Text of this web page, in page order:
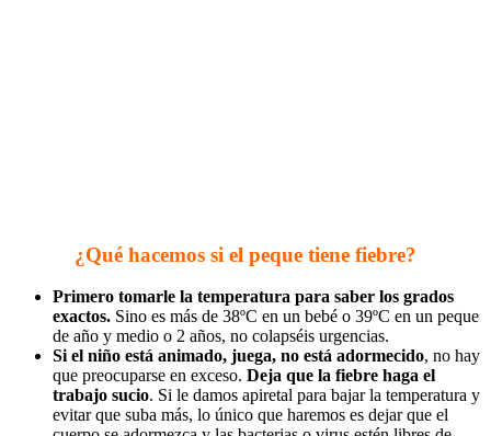
¿Qué hacemos si el peque tiene fiebre?
Primero tomarle la temperatura para saber los grados
exactos. Sino es más de 38ºC en un bebé o 39ºC en un peque
de año y medio o 2 años, no colapséis urgencias.
Si el niño está animado, juega, no está adormecido, no hay
que preocuparse en exceso. Deja que la fiebre haga el
trabajo sucio. Si le damos apiretal para bajar la temperatura y
evitar que suba más, lo único que haremos es dejar que el